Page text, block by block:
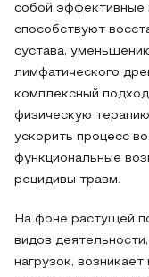
собой эффективные
способствуют
сустава,
лимфатического
комплексный
физическую
ускорить процесс
функциональные
рецидивы травм.
На фоне растущей
видов
нагрузок,